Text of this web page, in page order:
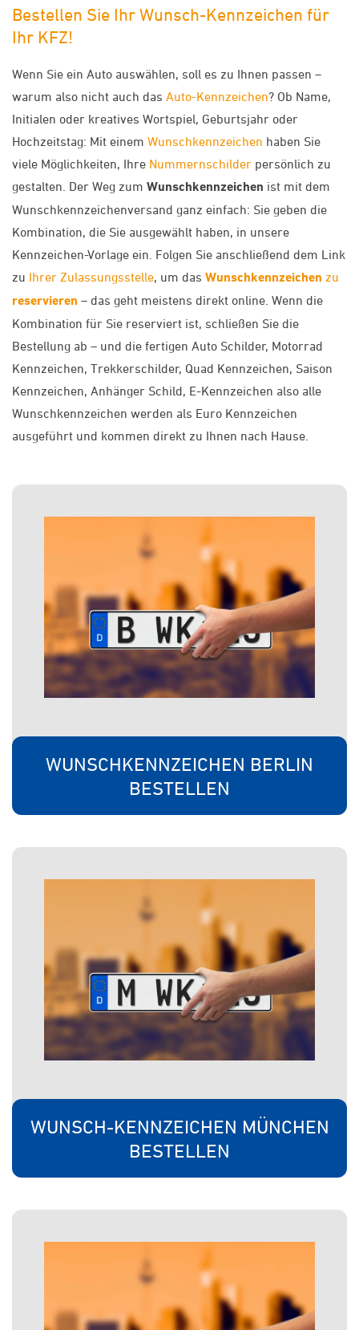
Bestellen Sie Ihr Wunsch-Kennzeichen für
Ihr KFZ!
Wenn Sie ein Auto auswählen, soll es zu Ihnen passen –
warum also nicht auch das Auto-Kennzeichen? Ob Name,
Initialen oder kreatives Wortspiel, Geburtsjahr oder
Hochzeitstag: Mit einem Wunschkennzeichen haben Sie
viele Möglichkeiten, Ihre Nummernschilder persönlich zu
gestalten. Der Weg zum Wunschkennzeichen ist mit dem
Wunschkennzeichenversand ganz einfach: Sie geben die
Kombination, die Sie ausgewählt haben, in unsere
Kennzeichen-Vorlage ein. Folgen Sie anschließend dem Link
zu Ihrer Zulassungsstelle, um das Wunschkennzeichen zu
reservieren – das geht meistens direkt online. Wenn die
Kombination für Sie reserviert ist, schließen Sie die
Bestellung ab – und die fertigen Auto Schilder, Motorrad
Kennzeichen, Trekkerschilder, Quad Kennzeichen, Saison
Kennzeichen, Anhänger Schild, E-Kennzeichen also alle
Wunschkennzeichen werden als Euro Kennzeichen
ausgeführt und kommen direkt zu Ihnen nach Hause.
WUNSCHKENNZEICHEN BERLIN
BESTELLEN
WUNSCH-KENNZEICHEN MÜNCHEN
BESTELLEN